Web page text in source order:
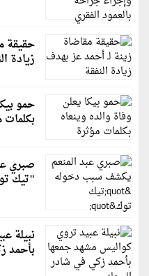
حقيقة
زيادة
حمو
صبري
"تيك
نبيلة
بأحمد